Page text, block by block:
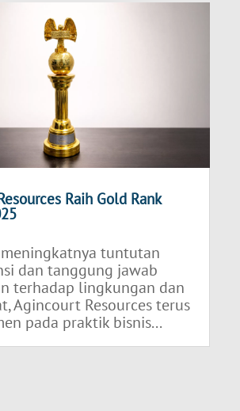
Raih Gold Rank
tuntutan
dan tanggung jawab
terhadap lingkungan dan
Agincourt Resources terus
pada praktik bisnis...